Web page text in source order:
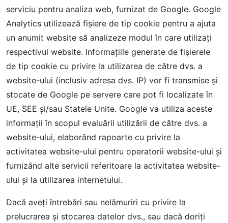
serviciu pentru analiza web, furnizat de Google. Google
Analytics utilizează fișiere de tip cookie pentru a ajuta
un anumit website să analizeze modul în care utilizați
respectivul website. Informațiile generate de fișierele
de tip cookie cu privire la utilizarea de către dvs. a
website-ului (inclusiv adresa dvs. IP) vor fi transmise și
stocate de Google pe servere care pot fi localizate în
UE, SEE și/sau Statele Unite. Google va utiliza aceste
informații în scopul evaluării utilizării de către dvs. a
website-ului, elaborând rapoarte cu privire la
activitatea website-ului pentru operatorii website-ului și
furnizând alte servicii referitoare la activitatea website-
ului și la utilizarea internetului.
Dacă aveți întrebări sau nelămuriri cu privire la
prelucrarea și stocarea datelor dvs., sau dacă doriți